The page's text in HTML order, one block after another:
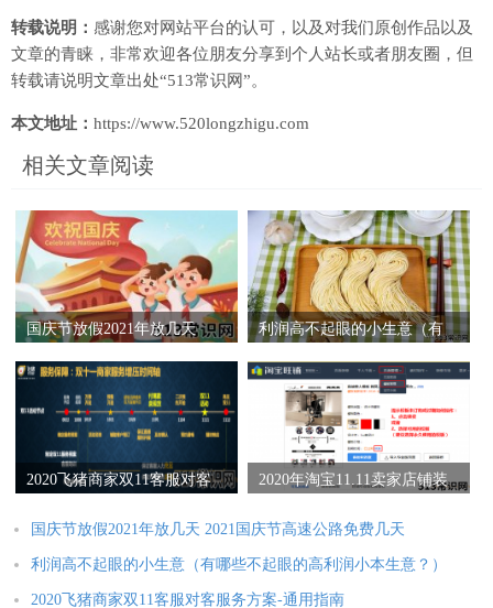
转载说明： 感谢您对网站平台的认可，以及对我们原创作品以及
文章的青睐，非常欢迎各位朋友分享到个人站长或者朋友圈，但
转载请说明文章出处“513常识网”。
本文地址： https://www.520longzhigu.com
相关文章阅读
国庆节放假2021年放几天
天
利润高不起眼的小生意（有
意？）
2020飞猪商家双11客服对客
2020年淘宝11.11卖家店铺装
国庆节放假2021年放几天 2021国庆节高速公路免费几天
利润高不起眼的小生意（有哪些不起眼的高利润小本生意？）
2020飞猪商家双11客服对客服务方案-通用指南